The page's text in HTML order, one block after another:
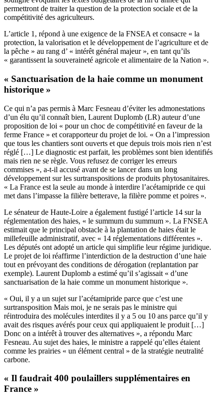
permettront de traiter la question de la protection sociale et de la
compétitivité des agriculteurs.
L’article 1, répond à une exigence de la FNSEA et consacre « la
protection, la valorisation et le développement de l’agriculture et de
la pêche » au rang d’ « intérêt général majeur », en tant qu’ils
« garantissent la souveraineté agricole et alimentaire de la Nation ».
« Sanctuarisation de la haie comme un monument
historique »
Ce qui n’a pas permis à Marc Fesneau d’éviter les admonestations
d’un élu qu’il connaît bien, Laurent Duplomb (LR) auteur d’une
proposition de loi « pour un choc de compétitivité en faveur de la
ferme France » et corapporteur du projet de loi. « On a l’impression
que tous les chantiers sont ouverts et que depuis trois mois rien n’est
réglé […] Le diagnostic est parfait, les problèmes sont bien identifiés
mais rien ne se règle. Vous refusez de corriger les erreurs
commises », a-t-il accusé avant de se lancer dans un long
développement sur les surtranspositions de produits phytosanitaires.
« La France est la seule au monde à interdire l’acétamipride ce qui
met dans l’impasse la filière betterave, la filière pomme et poires ».
Le sénateur de Haute-Loire a également fustigé l’article 14 sur la
réglementation des haies, « le summum du summum ». La FNSEA
estimait que le principal obstacle à la plantation de haies était le
millefeuille administratif, avec « 14 réglementations différentes ».
Les députés ont adopté un article qui simplifie leur régime juridique.
Le projet de loi réaffirme l’interdiction de la destruction d’une haie
tout en prévoyant des conditions de dérogation (replantation par
exemple). Laurent Duplomb a estimé qu’il s’agissait « d’une
sanctuarisation de la haie comme un monument historique ».
« Oui, il y a un sujet sur l’acétamipride parce que c’est une
surtransposition Mais moi, je ne serais pas le ministre qui
réintroduira des molécules interdites il y a 5 ou 10 ans parce qu’il y
avait des risques avérés pour ceux qui appliquaient le produit […]
Donc on a intérêt à trouver des alternatives », a répondu Marc
Fesneau. Au sujet des haies, le ministre a rappelé qu’elles étaient
comme les prairies « un élément central » de la stratégie neutralité
carbone.
« Il faudrait 400 poulaillers supplémentaires en
France »